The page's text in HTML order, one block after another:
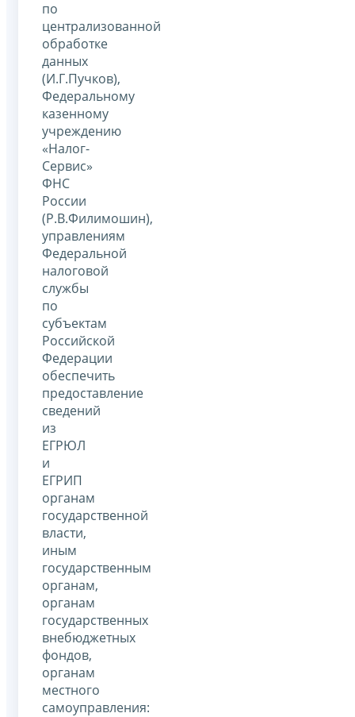
по
централизованной
обработке
данных
(И.Г.Пучков),
Федеральному
казенному
учреждению
«Налог-
Сервис»
ФНС
России
(Р.В.Филимошин),
управлениям
Федеральной
налоговой
службы
по
субъектам
Российской
Федерации
обеспечить
предоставление
сведений
из
ЕГРЮЛ
и
ЕГРИП
органам
государственной
власти,
иным
государственным
органам,
органам
государственных
внебюджетных
фондов,
органам
местного
самоуправления: